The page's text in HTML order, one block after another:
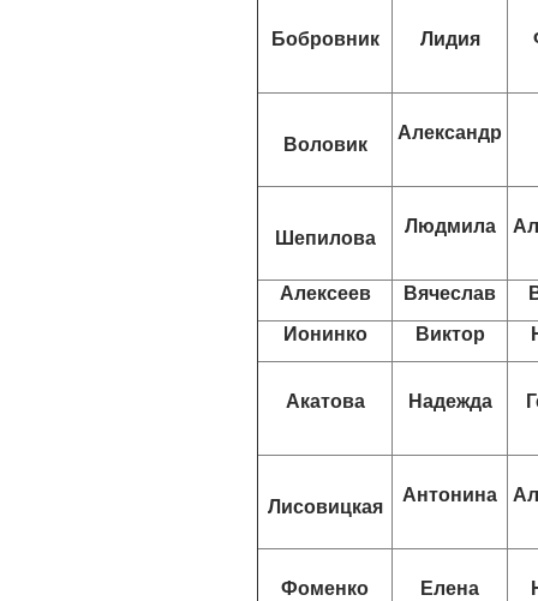
Бобровник Лидия
Воловик
Александр
Шепилова
Людмила
Алексеев Вячеслав
Ионинко
Виктор
Акатова Надежда
Лисовицкая
Антонина
Фоменко Елена